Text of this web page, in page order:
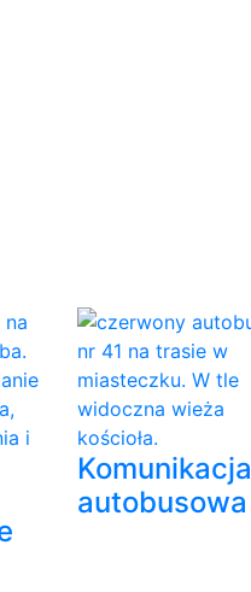
Komunikacja
autobusowa